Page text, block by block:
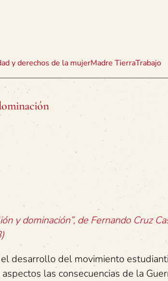
y derechos de la mujerMadre TierraTrabajo
y dominación”, de Fernando Cruz
desarrollo del movimiento
las consecuencias de la